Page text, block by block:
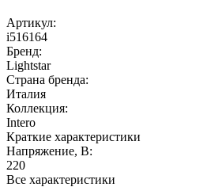
Артикул:
i516164
Бренд:
Lightstar
Страна бренда:
Италия
Коллекция:
Intero
Краткие характеристики
Напряжение, В:
220
Все характеристики